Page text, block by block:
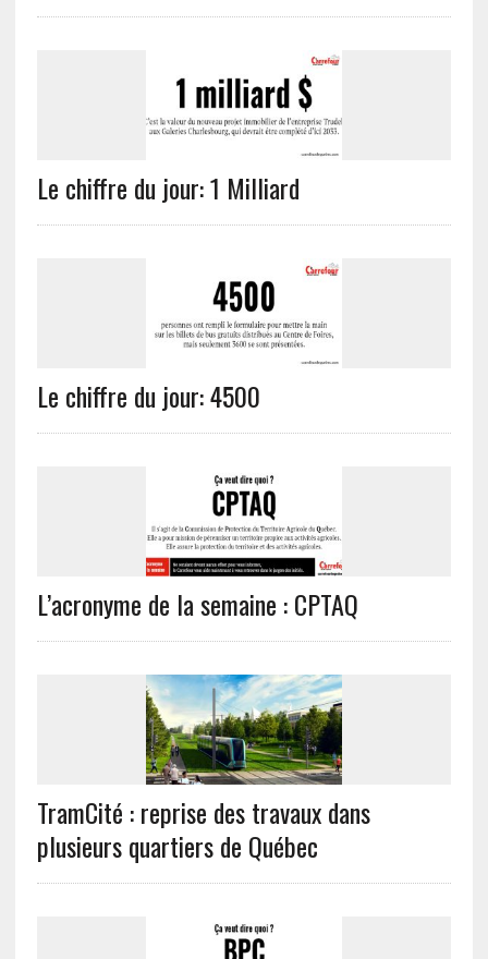
Le chiffre du jour: 1 Milliard
Le chiffre du jour: 4500
L’acronyme de la semaine : CPTAQ
TramCité : reprise des travaux dans
plusieurs quartiers de Québec